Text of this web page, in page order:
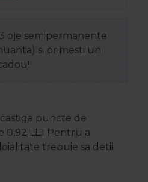
oje semipermanente
si primesti un
castiga puncte de
0,92 LEI
Pentru a
trebuie sa detii